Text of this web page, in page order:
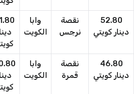
52.80
دينار كويتي
نقصة
نرجس
وابا
الكويت
46.80
دينار كويتي
نقصة
قمرة
وابا
الكويت